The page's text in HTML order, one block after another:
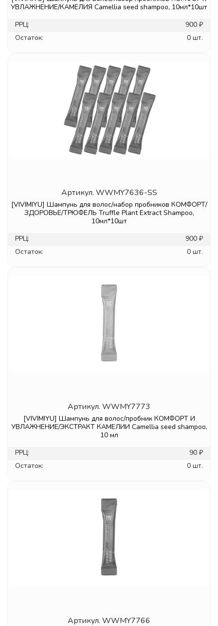
УВЛАЖНЕНИЕ/КАМЕЛИЯ Camellia seed shampoo, 10мл*10шт
РРЦ:
900 ₽
Остаток:
0 шт.
Артикул. WWMY7636-SS
[VIVIMIYU] Шампунь для волос/набор пробников КОМФОРТ/
ЗДОРОВЬЕ/ТРЮФЕЛЬ Truffle Plant Extract Shampoo,
10мл*10шт
РРЦ:
900 ₽
Остаток:
0 шт.
Артикул. WWMY7773
[VIVIMIYU] Шампунь для волос/пробник КОМФОРТ И
УВЛАЖНЕНИЕ/ЭКСТРАКТ КАМЕЛИИ Camellia seed shampoo,
10 мл
РРЦ:
90 ₽
Остаток:
0 шт.
Артикул. WWMY7766